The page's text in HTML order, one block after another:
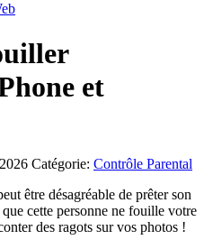
et
Catégorie: Contrôle Parental
être désagréable de prêter son
cette personne ne fouille votre
des ragots sur vos photos !